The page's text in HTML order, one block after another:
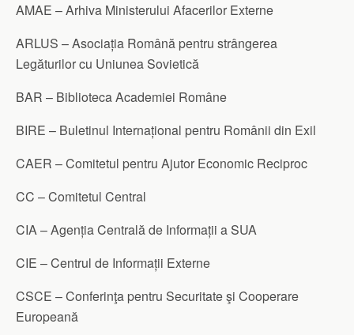
AMAE – Arhiva Ministerului Afacerilor Externe
ARLUS – Asociația Română pentru strângerea
Legăturilor cu Uniunea Sovietică
BAR – Biblioteca Academiei Române
BIRE – Buletinul Internațional pentru Românii din Exil
CAER – Comitetul pentru Ajutor Economic Reciproc
CC – Comitetul Central
CIA – Agenția Centrală de Informații a SUA
CIE – Centrul de Informații Externe
CSCE – Conferinţa pentru Securitate şi Cooperare
Europeană